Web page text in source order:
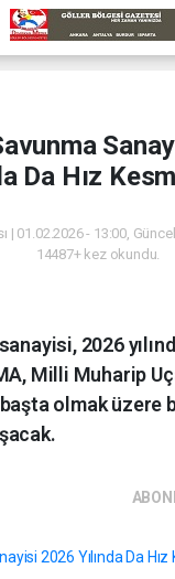
Da Hız
| 01.02.2026 - 13:00,
14487+ kez okundu.
2026
Milli Muharip
olmak üzere